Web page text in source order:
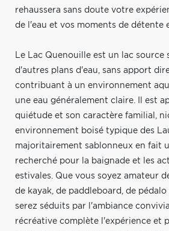
rehaussera sans doute votre
de l'eau et vos moments de détente
Le Lac Quenouille est un lac source
d'autres plans d'eau, sans apport
contribuant à un environnement
une eau généralement claire. Il est
quiétude et son caractère familial,
environnement boisé typique des
majoritairement sablonneux en fait
recherché pour la baignade et les
estivales. Que vous soyez amateur
de kayak, de paddleboard, de
serez séduits par l'ambiance
récréative complète l'expérience et